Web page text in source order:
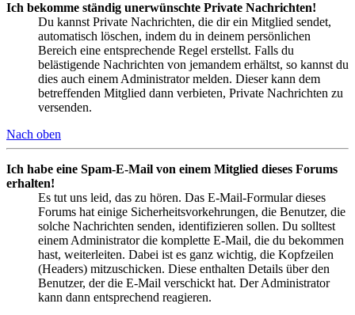
Ich bekomme ständig unerwünschte Private Nachrichten!
Du kannst Private Nachrichten, die dir ein Mitglied sendet,
automatisch löschen, indem du in deinem persönlichen
Bereich eine entsprechende Regel erstellst. Falls du
belästigende Nachrichten von jemandem erhältst, so kannst du
dies auch einem Administrator melden. Dieser kann dem
betreffenden Mitglied dann verbieten, Private Nachrichten zu
versenden.
Nach oben
Ich habe eine Spam-E-Mail von einem Mitglied dieses Forums
erhalten!
Es tut uns leid, das zu hören. Das E-Mail-Formular dieses
Forums hat einige Sicherheitsvorkehrungen, die Benutzer, die
solche Nachrichten senden, identifizieren sollen. Du solltest
einem Administrator die komplette E-Mail, die du bekommen
hast, weiterleiten. Dabei ist es ganz wichtig, die Kopfzeilen
(Headers) mitzuschicken. Diese enthalten Details über den
Benutzer, der die E-Mail verschickt hat. Der Administrator
kann dann entsprechend reagieren.